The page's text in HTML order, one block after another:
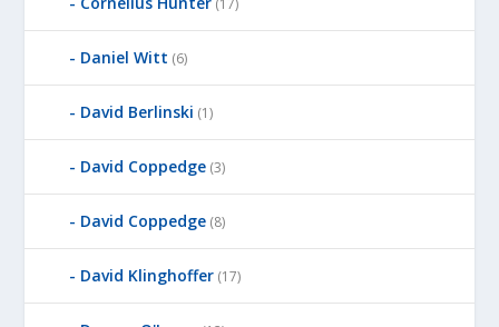
(17)
Daniel Witt (6)
David Berlinski (1)
David Coppedge (3)
David Coppedge (8)
David Klinghoffer (17)